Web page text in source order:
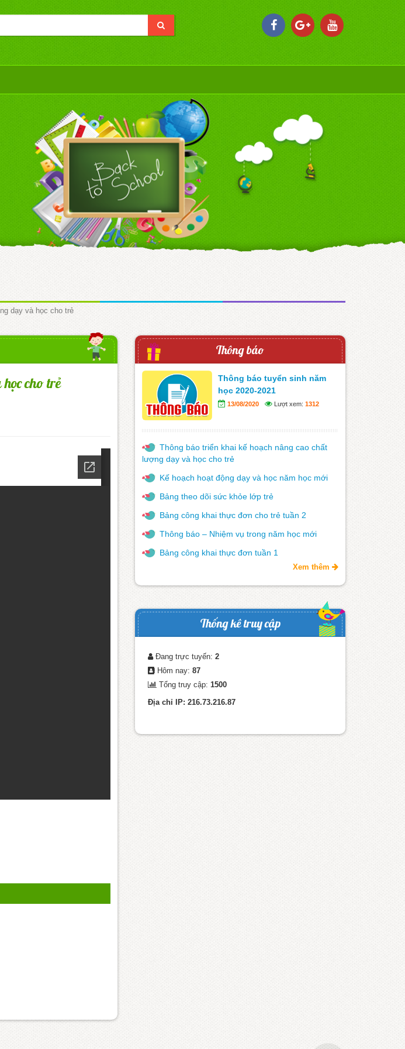
dạy và học cho trẻ
cho trẻ
Thông báo
Thông báo tuyển sinh năm
học 2020-2021
13/08/2020 Lượt xem: 1312
Thông báo triển khai kế hoạch nâng cao chất
lượng dạy và học cho trẻ
Kế hoạch hoạt động dạy và học năm học mới
Bảng theo dõi sức khỏe lớp trẻ
Bảng công khai thực đơn cho trẻ tuần 2
Thông báo – Nhiệm vụ trong năm học mới
Bảng công khai thực đơn tuần 1
Xem thêm
Thống kê truy cập
Đang trực tuyến: 2
Hôm nay: 87
Tổng truy cập: 1500
Địa chỉ IP: 216.73.216.87